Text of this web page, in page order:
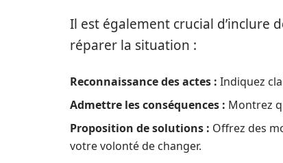
Il est également crucial d’inclure
réparer la situation :
Reconnaissance des actes : Indiquez
Admettre les conséquences : Montrez
Proposition de solutions : Offrez des
votre volonté de changer.